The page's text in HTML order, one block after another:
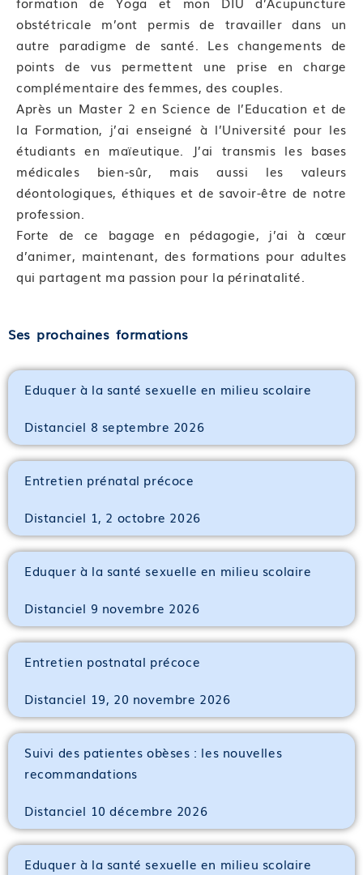
obstétricale m’ont permis de travailler dans un
autre paradigme de santé. Les changements de
points de vus permettent une prise en charge
complémentaire des femmes, des couples.
Après un Master 2 en Science de l’Education et de
la Formation, j’ai enseigné à l’Université pour les
étudiants en maïeutique. J’ai transmis les bases
médicales bien-sûr, mais aussi les valeurs
déontologiques, éthiques et de savoir-être de notre
profession.
Forte de ce bagage en pédagogie, j’ai à cœur
d’animer, maintenant, des formations pour adultes
qui partagent ma passion pour la périnatalité.
Ses prochaines formations
Eduquer à la santé sexuelle en milieu scolaire
Distanciel 8 septembre 2026
Entretien prénatal précoce
Distanciel 1, 2 octobre 2026
Eduquer à la santé sexuelle en milieu scolaire
Distanciel 9 novembre 2026
Entretien postnatal précoce
Distanciel 19, 20 novembre 2026
Suivi des patientes obèses : les nouvelles
recommandations
Distanciel 10 décembre 2026
Eduquer à la santé sexuelle en milieu scolaire